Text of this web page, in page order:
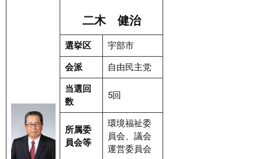
二木 健治
選挙区 宇部市
会派 自由民主党
当選回
数
5回
所属委
員会等
環境福祉委
員会、議会
運営委員会